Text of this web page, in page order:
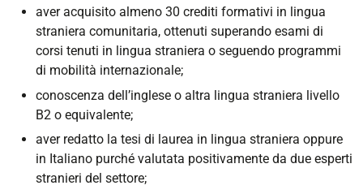
aver acquisito almeno 30 crediti formativi in lingua
straniera comunitaria, ottenuti superando esami di
corsi tenuti in lingua straniera o seguendo programmi
di mobilità internazionale;
conoscenza dell’inglese o altra lingua straniera livello
B2 o equivalente;
aver redatto la tesi di laurea in lingua straniera oppure
in Italiano purché valutata positivamente da due esperti
stranieri del settore;